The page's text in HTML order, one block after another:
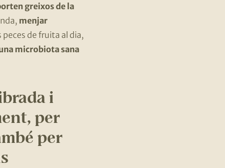
greixos de la
menjar
de fruita al dia,
microbiota sana
i
per
per